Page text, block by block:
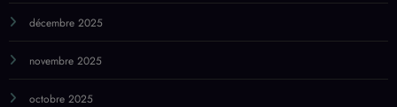
mai 2025
avril 2025
mars 2025